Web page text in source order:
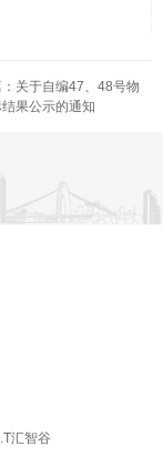
关于自编47、48号物
果公示的通知
汇智谷